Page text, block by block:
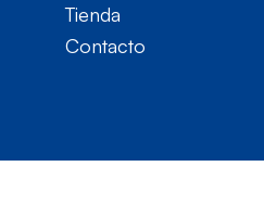
Tienda
Contacto